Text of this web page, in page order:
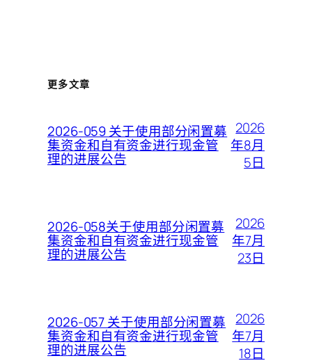
更多文章
2026-059 关于使用部分闲置募
集资金和自有资金进行现金管
理的进展公告
2026
年8月
5日
2026-058关于使用部分闲置募
集资金和自有资金进行现金管
理的进展公告
2026
年7月
23日
2026-057 关于使用部分闲置募
集资金和自有资金进行现金管
理的进展公告
2026
年7月
18日